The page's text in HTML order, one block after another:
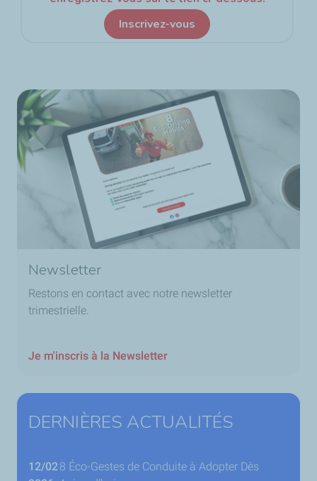
Newsletter
Restons en contact avec notre newsletter
trimestrielle.
Je m'inscris à la Newsletter
DERNIÈRES ACTUALITÉS
12/028 Éco-Gestes de Conduite à Adopter Dès